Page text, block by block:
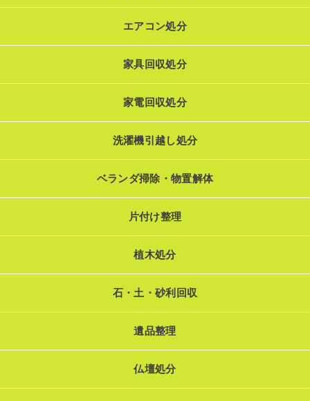
エアコン処分
家具回収処分
家電回収処分
洗濯機引越し処分
ベランダ掃除・物置解体
片付け整理
植木処分
石・土・砂利回収
遺品整理
仏壇処分